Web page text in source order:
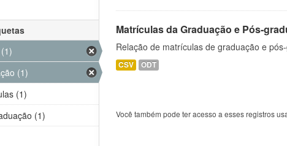
Matrículas da Graduação e Pós-
Relação de matrículas de graduação e
CSV ODT
Você também pode ter acesso a esses registros
(1)
(1)
(1)